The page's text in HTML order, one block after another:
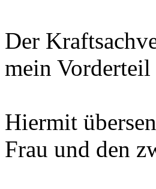
Der
mein
Hiermit
Frau und den